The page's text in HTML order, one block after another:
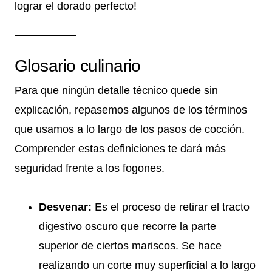
lograr el dorado perfecto!
Glosario culinario
Para que ningún detalle técnico quede sin
explicación, repasemos algunos de los términos
que usamos a lo largo de los pasos de cocción.
Comprender estas definiciones te dará más
seguridad frente a los fogones.
Desvenar: Es el proceso de retirar el tracto
digestivo oscuro que recorre la parte
superior de ciertos mariscos. Se hace
realizando un corte muy superficial a lo largo